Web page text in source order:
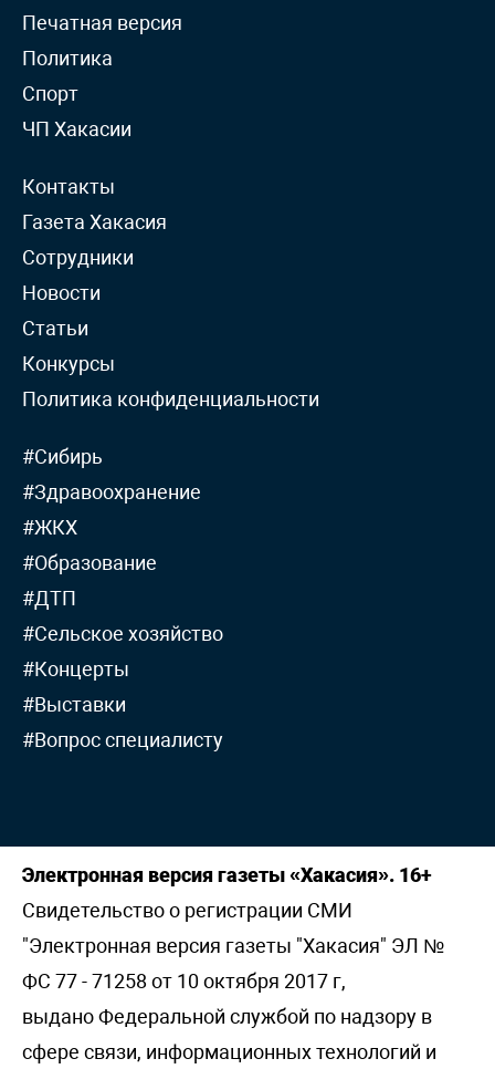
Печатная версия
Политика
Спорт
ЧП Хакасии
Контакты
Газета Хакасия
Сотрудники
Новости
Статьи
Конкурсы
Политика конфиденциальности
#Сибирь
#Здравоохранение
#ЖКХ
#Образование
#ДТП
#Сельское хозяйство
#Концерты
#Выставки
#Вопрос специалисту
Электронная версия газеты «Хакасия». 16+
Свидетельство о регистрации СМИ
"Электронная версия газеты "Хакасия" ЭЛ №
ФС 77 - 71258 от 10 октября 2017 г,
выдано Федеральной службой по надзору в
сфере связи, информационных технологий и